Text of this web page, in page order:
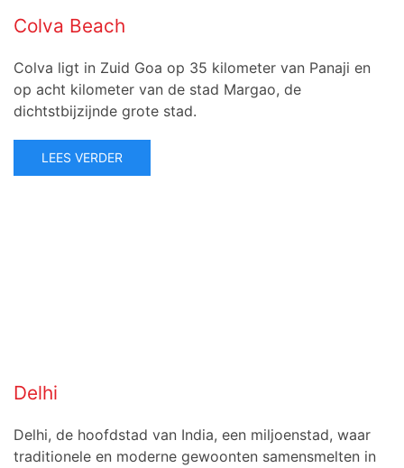
Colva Beach
Colva ligt in Zuid Goa op 35 kilometer van Panaji en
op acht kilometer van de stad Margao, de
dichtstbijzijnde grote stad.
LEES VERDER
Delhi
Delhi, de hoofdstad van India, een miljoenstad, waar
traditionele en moderne gewoonten samensmelten in